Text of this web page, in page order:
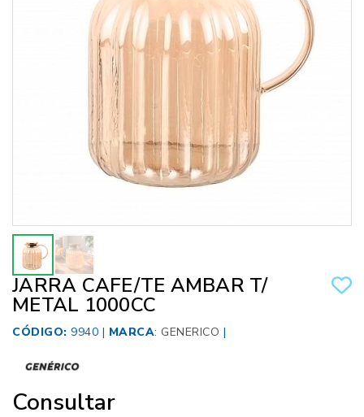
JARRA CAFE/TE AMBAR T/
METAL 1000CC
CÓDIGO: 9940 | MARCA: GENERICO |
Consultar